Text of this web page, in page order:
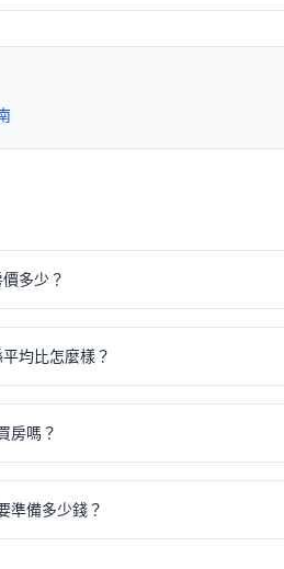
多少？
均比怎麼樣？
房嗎？
準備多少錢？